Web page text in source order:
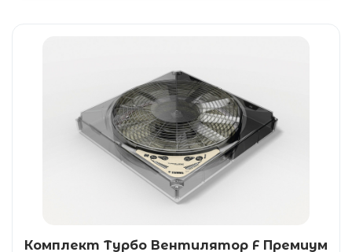
Комплект Турбо Вентилятор F Премиум